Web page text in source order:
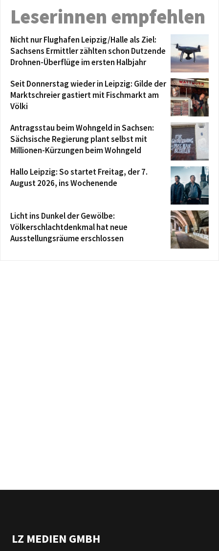
Leserinnen empfehlen
Nicht nur Flughafen Leipzig/Halle als Ziel:
Sachsens Ermittler zählten schon Dutzende
Drohnen-Überflüge im ersten Halbjahr
Seit Donnerstag wieder in Leipzig: Gilde der
Marktschreier gastiert mit Fischmarkt am
Völki
Antragsstau beim Wohngeld in Sachsen:
Sächsische Regierung plant selbst mit
Millionen-Kürzungen beim Wohngeld
Hallo Leipzig: So startet Freitag, der 7.
August 2026, ins Wochenende
Licht ins Dunkel der Gewölbe:
Völkerschlachtdenkmal hat neue
Ausstellungsräume erschlossen
LZ MEDIEN GMBH